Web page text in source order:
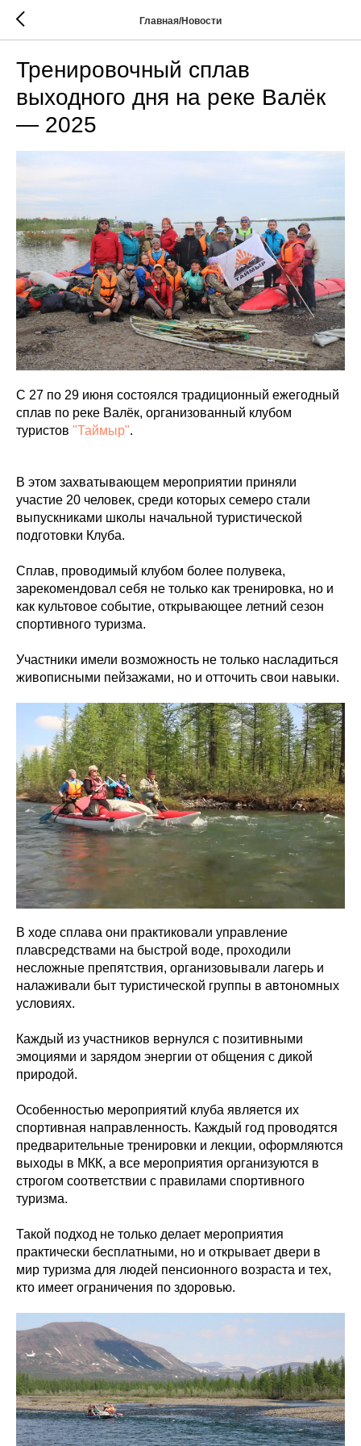
Главная/Новости
Тренировочный сплав
выходного дня на реке Валёк
— 2025
С 27 по 29 июня состоялся традиционный ежегодный
сплав по реке Валёк, организованный клубом
туристов "Таймыр".
В этом захватывающем мероприятии приняли
участие 20 человек, среди которых семеро стали
выпускниками школы начальной туристической
подготовки Клуба.
Сплав, проводимый клубом более полувека,
зарекомендовал себя не только как тренировка, но и
как культовое событие, открывающее летний сезон
спортивного туризма.
Участники имели возможность не только насладиться
живописными пейзажами, но и отточить свои навыки.
В ходе сплава они практиковали управление
плавсредствами на быстрой воде, проходили
несложные препятствия, организовывали лагерь и
налаживали быт туристической группы в автономных
условиях.
Каждый из участников вернулся с позитивными
эмоциями и зарядом энергии от общения с дикой
природой.
Особенностью мероприятий клуба является их
спортивная направленность. Каждый год проводятся
предварительные тренировки и лекции, оформляются
выходы в МКК, а все мероприятия организуются в
строгом соответствии с правилами спортивного
туризма.
Такой подход не только делает мероприятия
практически бесплатными, но и открывает двери в
мир туризма для людей пенсионного возраста и тех,
кто имеет ограничения по здоровью.